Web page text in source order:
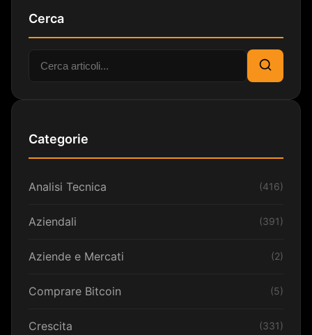
Cerca
Cerca:
Cerca
Categorie
Analisi Tecnica (416)
Aziendali (391)
Aziende e Mercati (2)
Comprare Bitcoin (5)
Crescita (331)